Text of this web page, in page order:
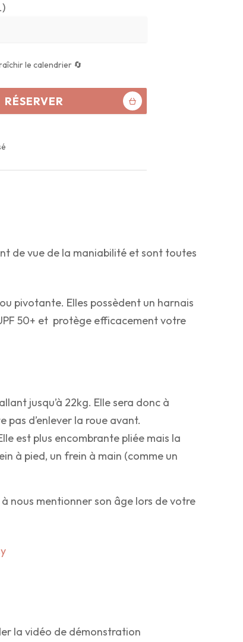
le calendrier 🔄
RÉSERVER
de vue de la maniabilité et sont toutes
pivotante. Elles possèdent un harnais
50+ et protège efficacement votre
jusqu’à 22kg. Elle sera donc à
pas d’enlever la roue avant.
est plus encombrante pliée mais la
à pied, un frein à main (comme un
nous mentionner son âge lors de votre
la vidéo de démonstration